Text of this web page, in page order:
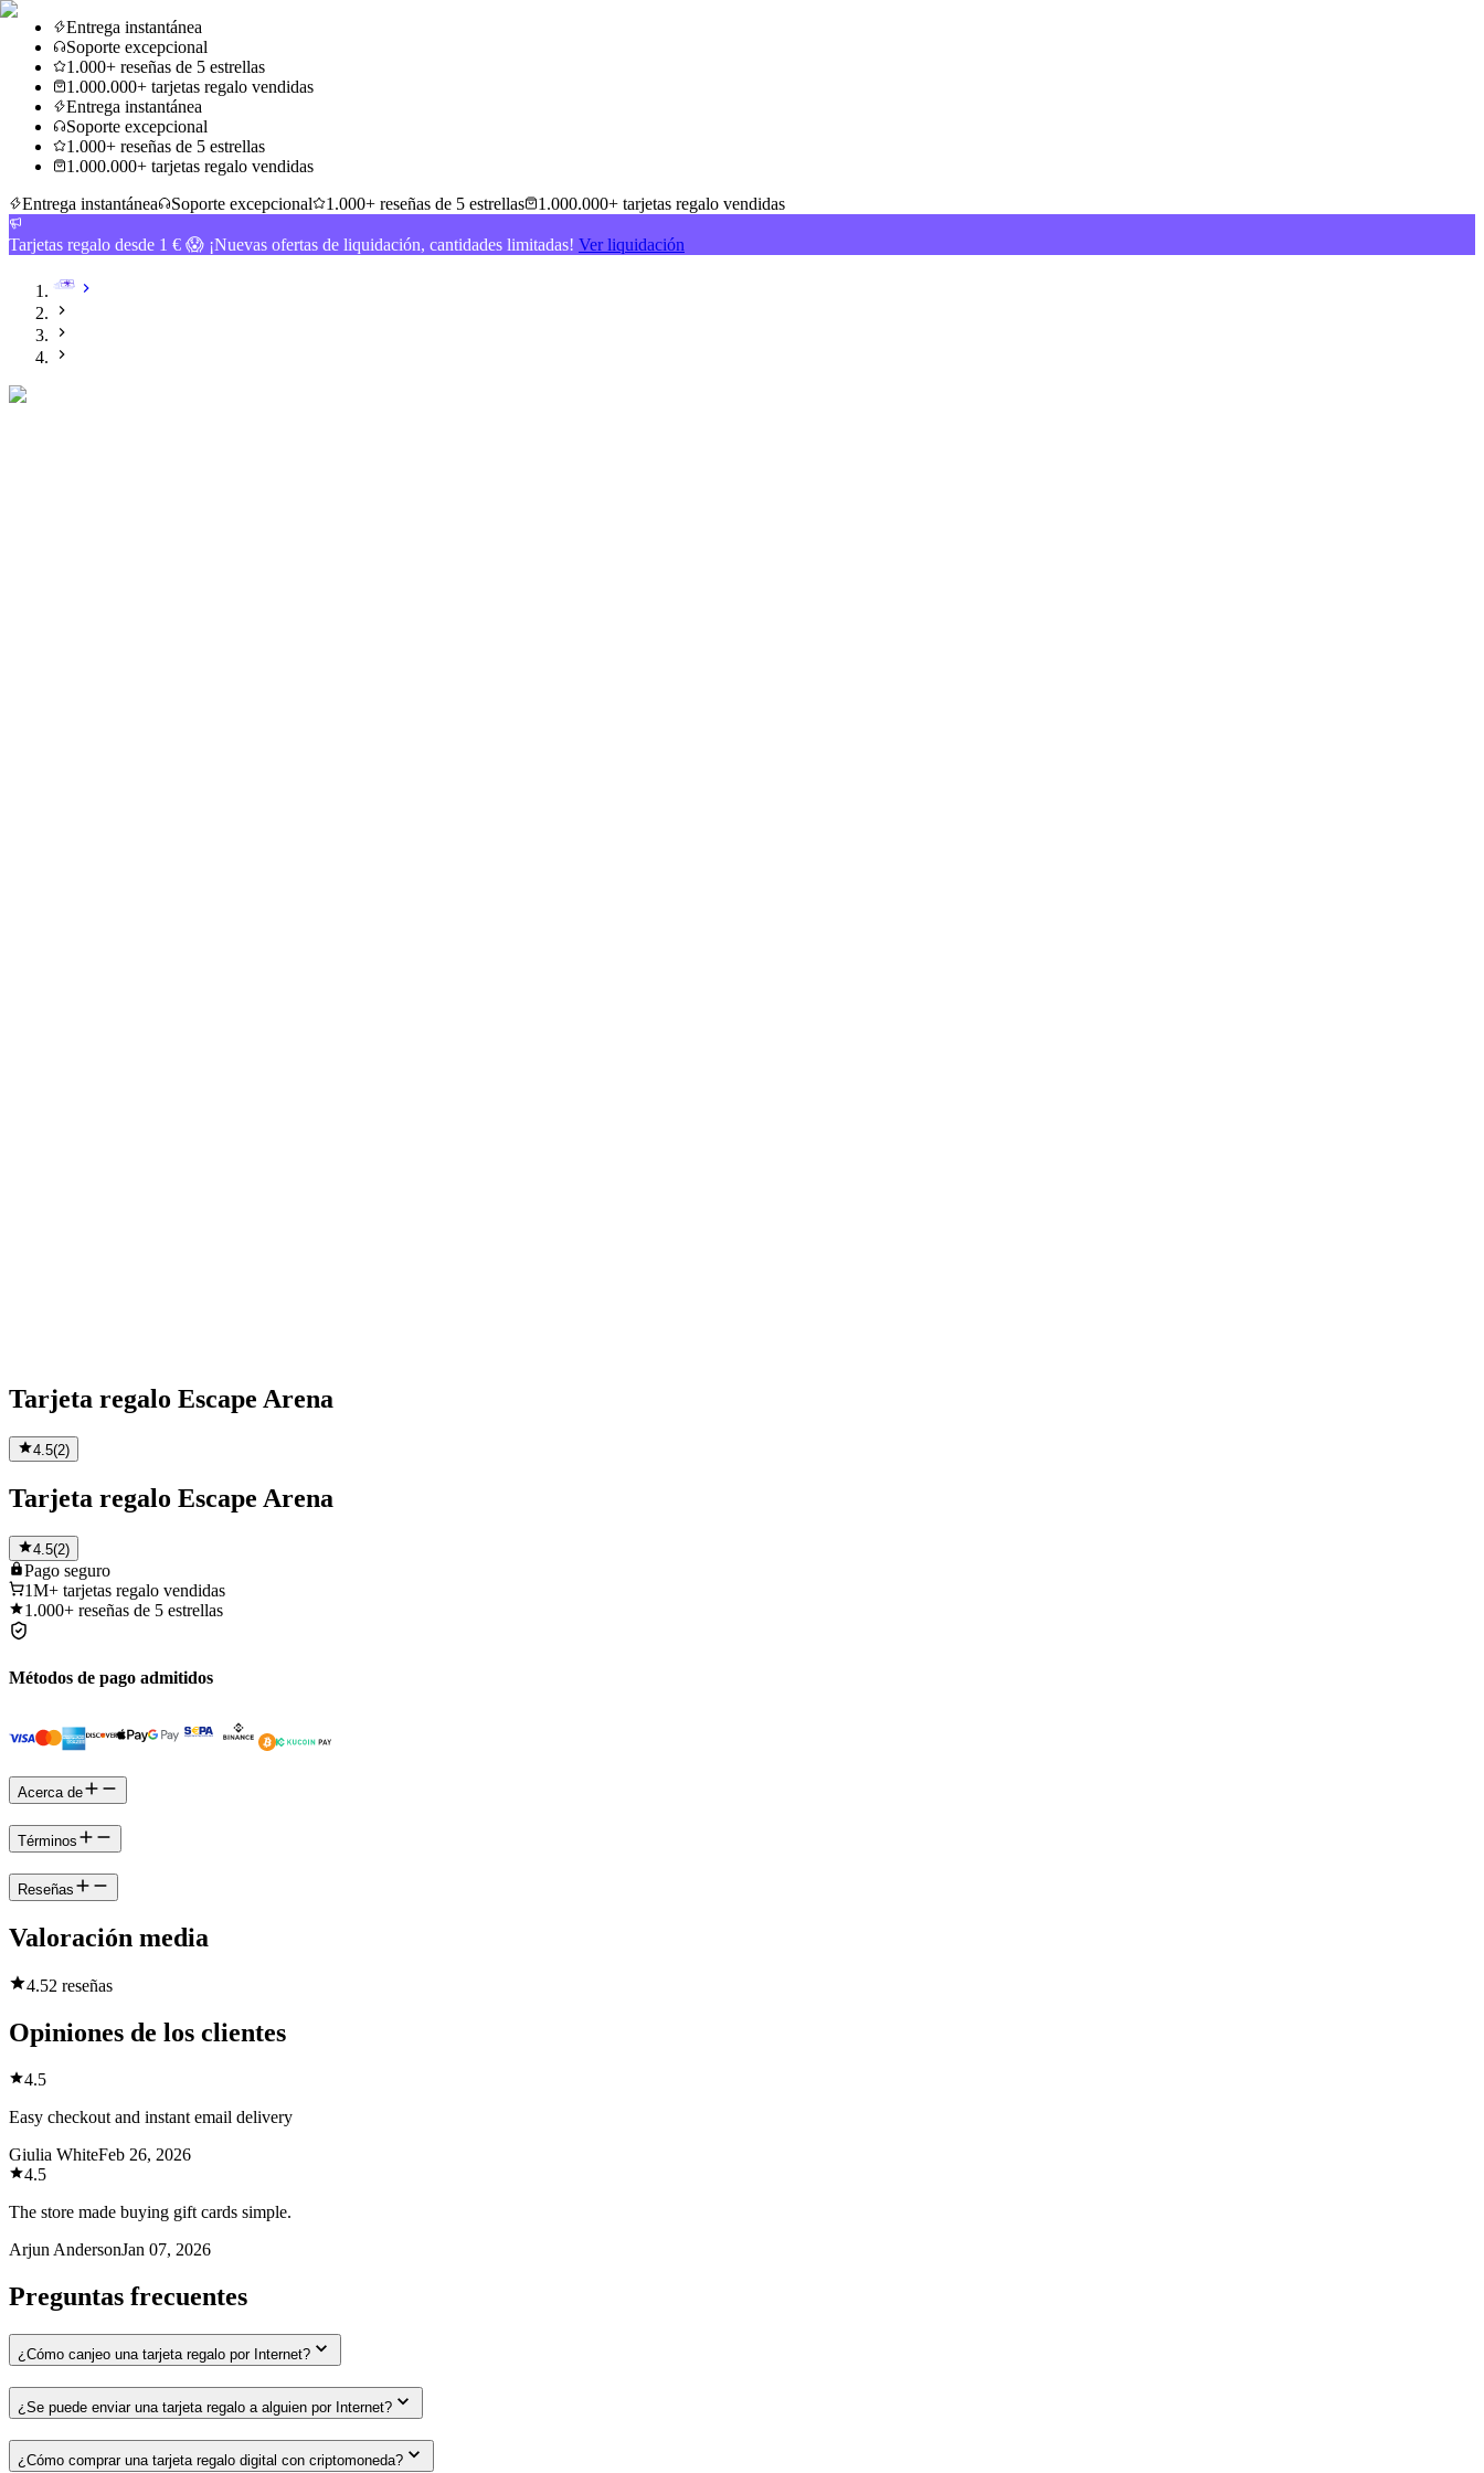
Entrega instantánea
Soporte excepcional
1.000+ reseñas de 5 estrellas
1.000.000+ tarjetas regalo vendidas
Entrega instantánea
Soporte excepcional
1.000+ reseñas de 5 estrellas
1.000.000+ tarjetas regalo vendidas
Entrega instantánea
Soporte excepcional 1.000+ reseñas de 5 estrellas 1.000.000+ tarjetas regalo vendidas
Tarjetas regalo desde 1 € 😱 ¡Nuevas ofertas de liquidación, cantidades limitadas! Ver liquidación
Tarjeta regalo Escape Arena
4.5(2)
Tarjeta regalo Escape Arena
4.5(2)
Pago seguro
1M+ tarjetas regalo vendidas
1.000+ reseñas de 5 estrellas
Métodos de pago admitidos
Acerca de
Términos
Reseñas
Valoración media
4.52 reseñas
Opiniones de los clientes
4.5
Easy checkout and instant email delivery
Giulia WhiteFeb 26, 2026
4.5
The store made buying gift cards simple.
Arjun AndersonJan 07, 2026
Preguntas frecuentes
¿Cómo canjeo una tarjeta regalo por Internet?
¿Se puede enviar una tarjeta regalo a alguien por Internet?
¿Cómo comprar una tarjeta regalo digital con criptomoneda?